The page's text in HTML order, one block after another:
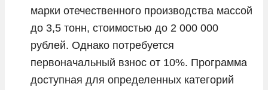
марки отечественного производства массой
до 3,5 тонн, стоимостью до 2 000 000
рублей. Однако потребуется
первоначальный взнос от 10%. Программа
доступная для определенных категорий